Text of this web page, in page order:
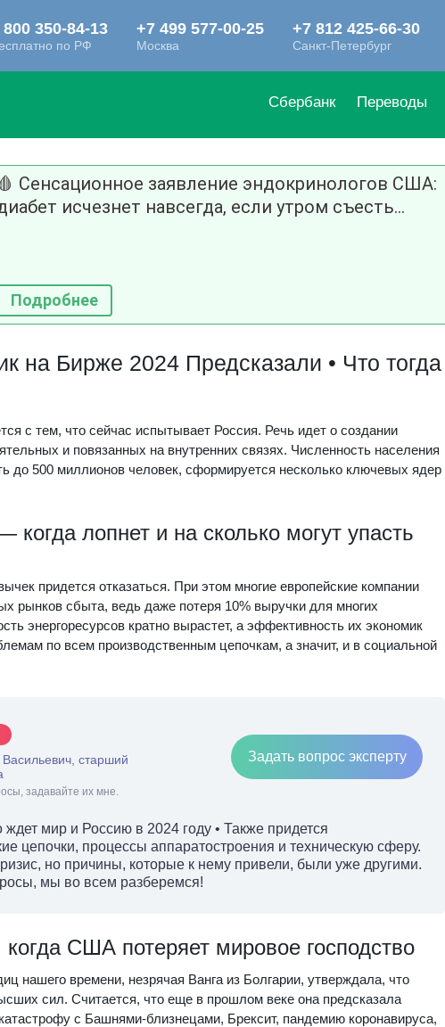
Сбербанк Переводы
🩸 Сенсационное заявление эндокринологов США:
исчезнет навсегда, если утром съесть...
Подробнее
на Бирже 2024 Предсказали • Что тогда
с тем, что сейчас испытывает Россия. Речь идет о создании
и повязанных на внутренних связях. Численность населения
до 500 миллионов человек, сформируется несколько ключевых ядер
лопнет и на сколько могут упасть
придется отказаться. При этом многие европейские компании
рынков сбыта, ведь даже потеря 10% выручки для многих
энергоресурсов кратно вырастет, а эффективность их экономик
по всем производственным цепочкам, а значит, и в социальной
старший
задавайте их мне.
Задать вопрос эксперту
мир и Россию в 2024 году • Также придется
цепочки, процессы аппаратостроения и техническую сферу.
но причины, которые к нему привели, были уже другими.
мы во всем разберемся!
когда США потеряет мировое господство
нашего времени, незрячая Ванга из Болгарии, утверждала, что
сил. Считается, что еще в прошлом веке она предсказала
с Башнями-близнецами, Брексит, пандемию коронавируса,